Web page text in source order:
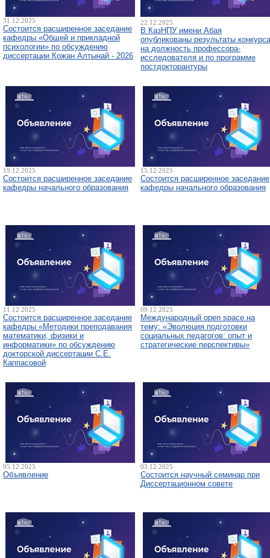
31.12.2025
Состоится расширенное заседание
кафедры «Общей и прикладной
психологии» по обсуждению
диссертации Қожан Алтынай - 2026
22.12.2025
В КазНПУ имени Абая
опубликованы результаты конкурса
на должность профессора-
исследователя и по программе
постдокторантуры
19.12.2025
Состоится расширенное заседание
кафедры начального образования
15.12.2025
Состоится расширенное заседание
кафедры начального образования
11.12.2025
Состоится расширенное заседание
кафедры «Методики преподавания
математики, физики и
информатики» по обсуждению
докторской диссертации С.Е.
Каппасовой
09.12.2025
Международный open space на
тему: «Эволюция подготовки
социальных педагогов: опыт и
стратегические перспективы»
05.12.2025
Объявление
03.12.2025
Состоится научный семинар при
Диссертационном совете